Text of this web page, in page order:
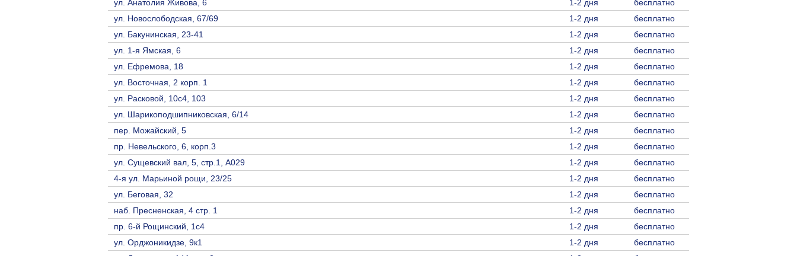
ул. Анатолия Живова, 6
1-2 дня
бесплатно
ул. Новослободская, 67/69
1-2 дня
бесплатно
ул. Бакунинская, 23-41
1-2 дня
бесплатно
ул. 1-я Ямская, 6
1-2 дня
бесплатно
ул. Ефремова, 18
1-2 дня
бесплатно
ул. Восточная, 2 корп. 1
1-2 дня
бесплатно
ул. Расковой, 10с4, 103
1-2 дня
бесплатно
ул. Шарикоподшипниковская, 6/14
1-2 дня
бесплатно
пер. Можайский, 5
1-2 дня
бесплатно
пр. Невельского, 6, корп.3
1-2 дня
бесплатно
ул. Сущевский вал, 5, стр.1, А029
1-2 дня
бесплатно
4-я ул. Марьиной рощи, 23/25
1-2 дня
бесплатно
ул. Беговая, 32
1-2 дня
бесплатно
наб. Пресненская, 4 стр. 1
1-2 дня
бесплатно
пр. 6-й Рощинский, 1с4
1-2 дня
бесплатно
ул. Орджоникидзе, 9к1
1-2 дня
бесплатно